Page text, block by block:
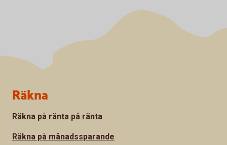
Sidfot
Räkna
Räkna på ränta på ränta
Räkna på månadssparande